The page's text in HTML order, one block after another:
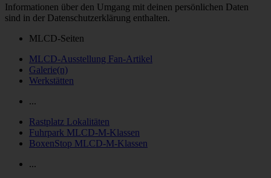
Informationen über den Umgang mit deinen persönlichen Daten
sind in der Datenschutzerklärung enthalten.
MLCD-Seiten
MLCD-Ausstellung Fan-Artikel
Galerie(n)
Werkstätten
...
Rastplatz Lokalitäten
Fuhrpark MLCD-M-Klassen
BoxenStop MLCD-M-Klassen
...